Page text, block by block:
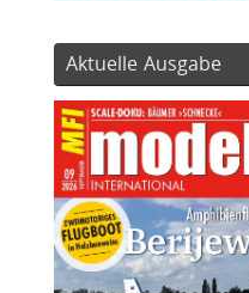
Aktuelle Ausgabe